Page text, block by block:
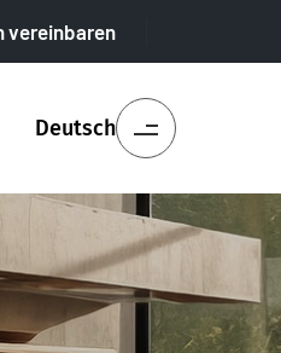
vereinbaren
Deutsch